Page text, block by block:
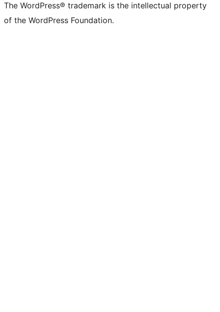
The WordPress® trademark is the intellectual property
of the WordPress Foundation.